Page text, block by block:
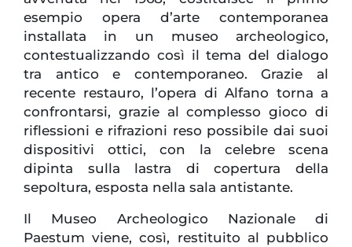
esempio opera d’arte contemporanea
installata in un museo archeologico,
contestualizzando così il tema del dialogo
tra antico e contemporaneo. Grazie al
recente restauro, l’opera di Alfano torna a
confrontarsi, grazie al complesso gioco di
riflessioni e rifrazioni reso possibile dai suoi
dispositivi ottici, con la celebre scena
dipinta sulla lastra di copertura della
sepoltura, esposta nella sala antistante.
Il Museo Archeologico Nazionale di
Paestum viene, così, restituito al pubblico